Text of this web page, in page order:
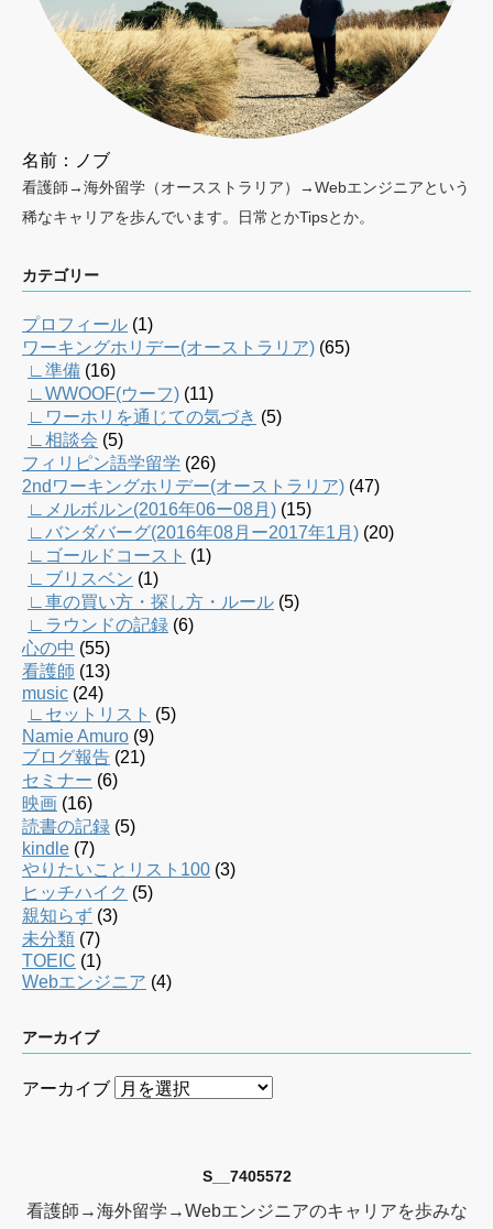
名前：ノブ
看護師→海外留学（オースストラリア）→Webエンジニアという
稀なキャリアを歩んでいます。日常とかTipsとか。
カテゴリー
プロフィール (1)
ワーキングホリデー(オーストラリア) (65)
∟準備 (16)
∟WWOOF(ウーフ) (11)
∟ワーホリを通じての気づき (5)
∟相談会 (5)
フィリピン語学留学 (26)
2ndワーキングホリデー(オーストラリア) (47)
∟メルボルン(2016年06ー08月) (15)
∟バンダバーグ(2016年08月ー2017年1月) (20)
∟ゴールドコースト (1)
∟ブリスベン (1)
∟車の買い方・探し方・ルール (5)
∟ラウンドの記録 (6)
心の中 (55)
看護師 (13)
music (24)
∟セットリスト (5)
Namie Amuro (9)
ブログ報告 (21)
セミナー (6)
映画 (16)
読書の記録 (5)
kindle (7)
やりたいことリスト100 (3)
ヒッチハイク (5)
親知らず (3)
未分類 (7)
TOEIC (1)
Webエンジニア (4)
アーカイブ
アーカイブ
S__7405572
看護師→海外留学→Webエンジニアのキャリアを歩みな